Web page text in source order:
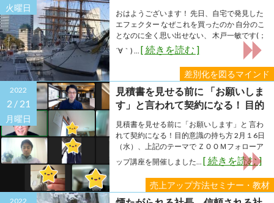
火曜日
差別化を図るマインド
おはようございます！ 先日、自宅で発見した
エフェクター なぜこれを買ったのか 自分のこ
となのに全く思い出せない、 木戸一敏です(；
´∀｀) ... [ 続きを読む ]
2022
2 / 21
月曜日
売上アップ方法セミナー・教材
見積書を見せる前に 「お願いしま
す」と言われて契約になる！ 目的
意識の持ち方
見積書を見せる前に「お願いします」と 言わ
れて契約になる！目的意識の持ち方 2月１6日
（水）、上記のテーマで ＺＯＯＭフォローア
ップ講座を開催しました... [ 続きを読む ]
2022